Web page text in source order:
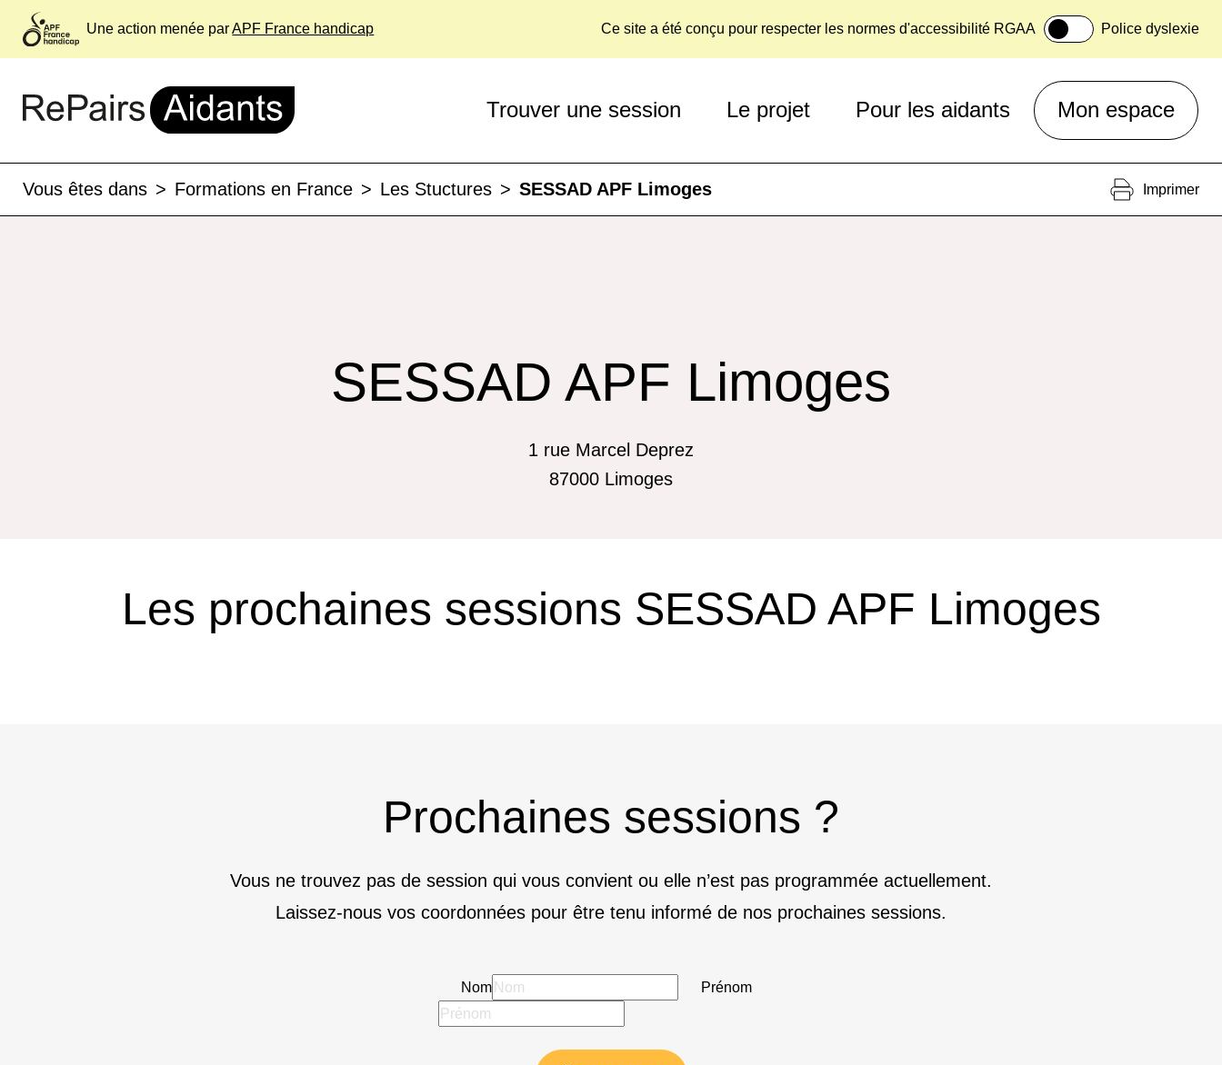
Une action menée parAPF France handicap Ce site a été conçu pour respecter les normes d'accessibilité RGAA Police dyslexie
Trouver une session Le projet Pour les aidants Mon espace
Vous êtes dans > Formations en France > Les Stuctures > SESSAD APF Limoges Imprimer
SESSAD APF Limoges
1 rue Marcel Deprez
87000 Limoges
Les prochaines sessions SESSAD APF Limoges
Prochaines sessions ?
Vous ne trouvez pas de session qui vous convient ou elle n’est pas programmée actuellement.
Laissez-nous vos coordonnées pour être tenu informé de nos prochaines sessions.
Nom Prénom